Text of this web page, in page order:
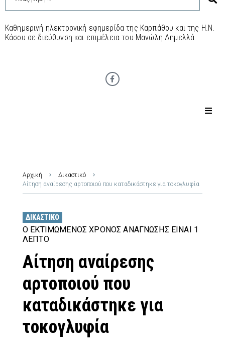
Καθημερινή ηλεκτρονική εφημερίδα της Καρπάθου και της Η.Ν.
Κάσου σε διεύθυνση και επιμέλεια του Μανώλη Δημελλά
Αρχική
Δικαστικό
Αίτηση αναίρεσης αρτοποιού που καταδικάστηκε για τοκογλυφία
ΔΙΚΑΣΤΙΚΌ
Ο ΕΚΤΙΜΏΜΕΝΟΣ ΧΡΌΝΟΣ ΑΝΆΓΝΩΣΗΣ ΕΊΝΑΙ 1
ΛΕΠΤΌ
Αίτηση αναίρεσης
αρτοποιού που
καταδικάστηκε για
τοκογλυφία